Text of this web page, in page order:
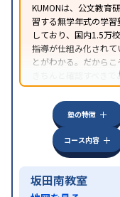
KUMONは、公文教育
習する無学年式の学
しており、国内1.5万
指導が仕組み化され
とがわかる。だから
きちんと確認すべき
方見学してみること
塾の特徴
コース内容
坂田南教室